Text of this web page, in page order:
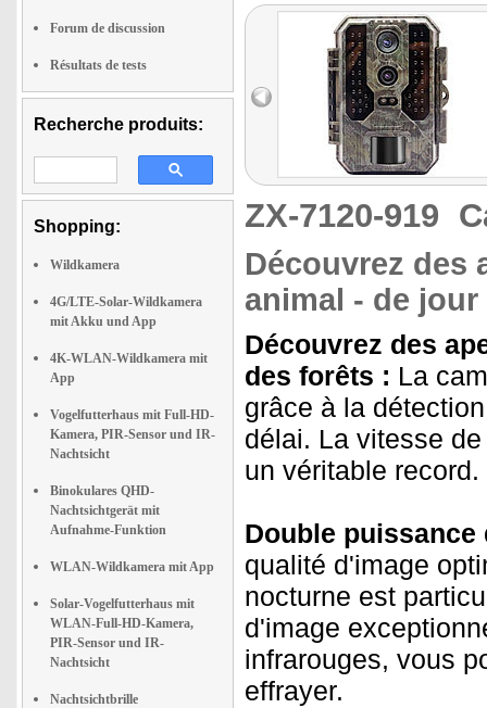
Forum de discussion
Résultats de tests
Recherche produits:
Shopping:
Wildkamera
4G/LTE-Solar-Wildkamera
mit Akku und App
4K-WLAN-Wildkamera mit
App
Vogelfutterhaus mit Full-HD-
Kamera, PIR-Sensor und IR-
Nachtsicht
Binokulares QHD-
Nachtsichtgerät mit
Aufnahme-Funktion
WLAN-Wildkamera mit App
Solar-Vogelfutterhaus mit
WLAN-Full-HD-Kamera,
PIR-Sensor und IR-
Nachtsicht
Nachtsichtbrille
ZX-7120-919
Découvrez des
animal - de
Découvrez des
des forêts : La
grâce à la
délai. La vitesse
un véritable record.
Double
qualité d'image
nocturne est
d'image
infrarouges, vous
effrayer.